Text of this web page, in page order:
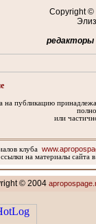
Copyright ©
редакторы
на публикацию
или
клуба
на материалы сайта
© 2004